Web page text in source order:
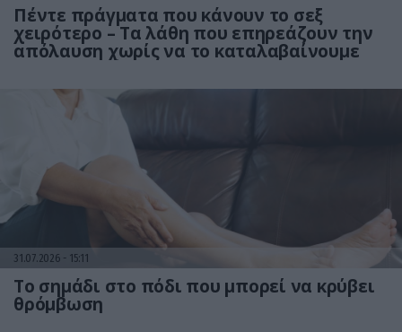
Πέντε πράγματα που κάνουν το σεξ
χειρότερο – Τα λάθη που επηρεάζουν την
απόλαυση χωρίς να το καταλαβαίνουμε
31.07.2026 15:11
Το σημάδι στο πόδι που μπορεί να κρύβει
θρόμβωση